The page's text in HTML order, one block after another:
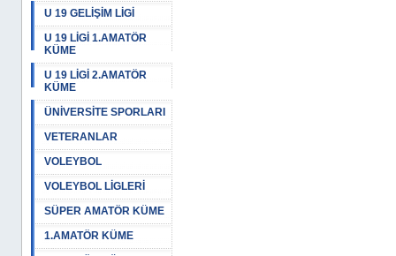
U 19 GELİŞİM LİGİ
U 19 LİGİ 1.AMATÖR
KÜME
U 19 LİGİ 2.AMATÖR
KÜME
ÜNİVERSİTE SPORLARI
VETERANLAR
VOLEYBOL
VOLEYBOL LİGLERİ
SÜPER AMATÖR KÜME
1.AMATÖR KÜME